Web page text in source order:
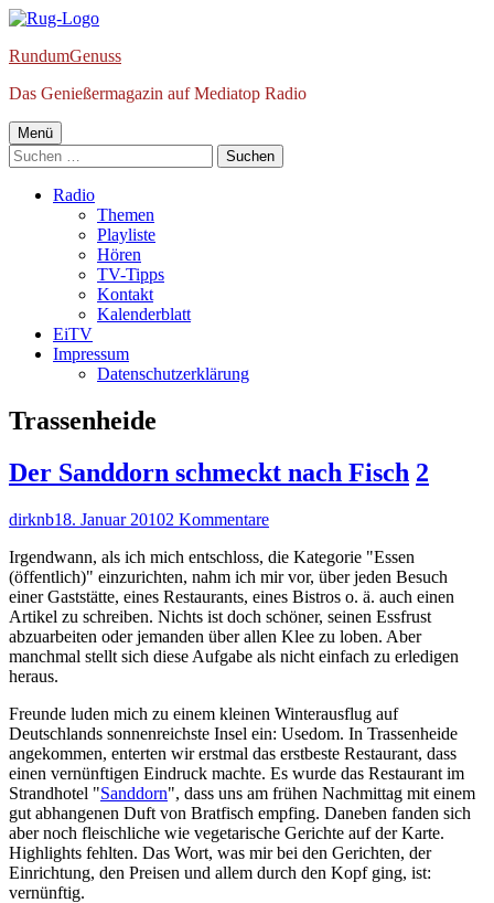
Springe
Inhalt
RundumGenuss
Das Genießermagazin auf Mediatop Radio
Primäres
Menü
Menü
Suchen
nach:
Radio
Themen
Playliste
Hören
TV-Tipps
Kontakt
Kalenderblatt
EiTV
Impressum
Datenschutzerklärung
Schlagwort:
Trassenheide
Der Sanddorn schmeckt nach Fisch 2
Autor
dirknbVeröffentlicht
18. Januar 20102 Kommentarezu
Sanddorn
schmeckt
nach
Fisch
Irgendwann, als ich mich entschloss, die Kategorie "Essen
(öffentlich)" einzurichten, nahm ich mir vor, über jeden Besuch
einer Gaststätte, eines Restaurants, eines Bistros o. ä. auch einen
Artikel zu schreiben. Nichts ist doch schöner, seinen Essfrust
abzuarbeiten oder jemanden über allen Klee zu loben. Aber
manchmal stellt sich diese Aufgabe als nicht einfach zu erledigen
heraus.
Freunde luden mich zu einem kleinen Winterausflug auf
Deutschlands sonnenreichste Insel ein: Usedom. In Trassenheide
angekommen, enterten wir erstmal das erstbeste Restaurant, dass
einen vernünftigen Eindruck machte. Es wurde das Restaurant im
Strandhotel "Sanddorn", dass uns am frühen Nachmittag mit einem
gut abhangenen Duft von Bratfisch empfing. Daneben fanden sich
aber noch fleischliche wie vegetarische Gerichte auf der Karte.
Highlights fehlten. Das Wort, was mir bei den Gerichten, der
Einrichtung, den Preisen und allem durch den Kopf ging, ist:
vernünftig.